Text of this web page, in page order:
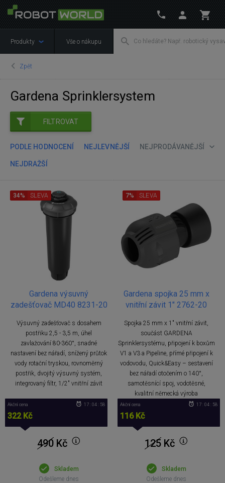
Produkty Vše o nákupu
Zpět
Gardena Sprinklersystem
FILTROVAT
PODLE HODNOCENÍ NEJLEVNĚJŠÍ NEJPRODÁVANĚJŠÍ
NEJDRAŽŠÍ
Gardena výsuvný
zadešťovač MD40 8231-20
Výsuvný zadešťovač s dosahem
postřiku 2,5 - 3,5 m, úhel
zavlažování 80-360°, snadné
nastavení bez nářadí, snížený průtok
vody rotační tryskou, rovnoměrný
postřik, dvojitý výsuvný systém,
integrovaný filtr, 1/2" vnitřní závit
34% SLEVA
Akční cena
322 Kč
17 : 04 : 57
490 Kč
Skladem
Odešleme dnes
Gardena spojka 25 mm x
vnitřní závit 1" 2762-20
Spojka 25 mm x 1" vnitřní závit,
součást GARDENA
Sprinklersystému, připojení k boxům
V1 a V3 a Pipeline, přímé připojení k
vodovodu, Quick&Easy – sestavení
bez nářadí otočením o 140°,
samotěsnící spoj, vodotěsné,
kvalitní německá výroba
7% SLEVA
Akční cena
116 Kč
17 : 04 : 57
125 Kč
Skladem
Odešleme dnes